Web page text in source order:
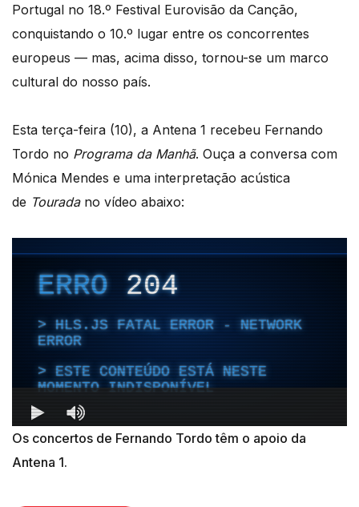
Portugal no 18.º Festival Eurovisão da Canção,
conquistando o 10.º lugar entre os concorrentes
europeus — mas, acima disso, tornou-se um marco
cultural do nosso país.
Esta terça-feira (10), a Antena 1 recebeu Fernando
Tordo no Programa da Manhã. Ouça a conversa com
Mónica Mendes e uma interpretação acústica
de Tourada no vídeo abaixo:
Os concertos de Fernando Tordo têm o apoio da
Antena 1.